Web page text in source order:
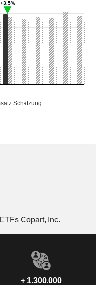
ETFs Copart, Inc.
+ 1.300.000